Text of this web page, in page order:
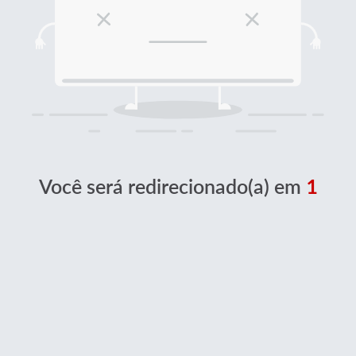
Você será redirecionado(a) em 1